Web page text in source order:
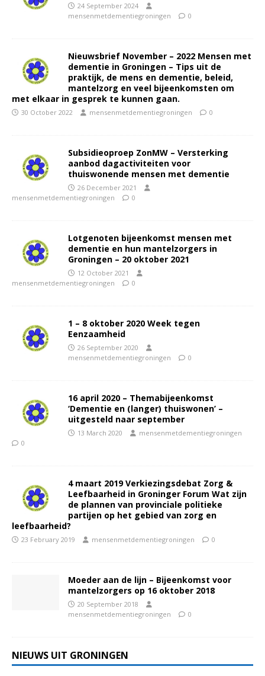
24 September 2024
mensenmetdementiegroningen
0
Nieuwsbrief November – 2022 Mensen met
dementie in Groningen – Tips uit de
praktijk, de mens en dementie, beleid,
mantelzorg en veel bijeenkomsten om
met elkaar in gesprek te kunnen gaan.
30 October 2022 mensenmetdementiegroningen 0
Subsidieoproep ZonMW – Versterking
aanbod dagactiviteiten voor
thuiswonende mensen met dementie
26 December 2021
mensenmetdementiegroningen
0
Lotgenoten bijeenkomst mensen met
dementie en hun mantelzorgers in
Groningen – 20 oktober 2021
12 October 2021
mensenmetdementiegroningen
0
1 – 8 oktober 2020 Week tegen
Eenzaamheid
26 September 2020
mensenmetdementiegroningen
0
16 april 2020 – Themabijeenkomst
‘Dementie en (langer) thuiswonen’ –
uitgesteld naar september
13 March 2020
mensenmetdementiegroningen
0
4 maart 2019 Verkiezingsdebat Zorg &
Leefbaarheid in Groninger Forum Wat zijn
de plannen van provinciale politieke
partijen op het gebied van zorg en
leefbaarheid?
23 February 2019 mensenmetdementiegroningen 0
Moeder aan de lijn – Bijeenkomst voor
mantelzorgers op 16 oktober 2018
20 September 2018
mensenmetdementiegroningen
0
NIEUWS UIT GRONINGEN